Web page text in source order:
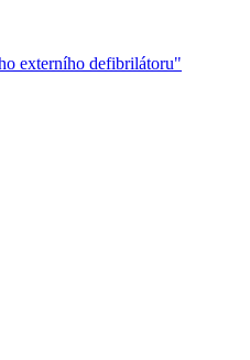
externího defibrilátoru"